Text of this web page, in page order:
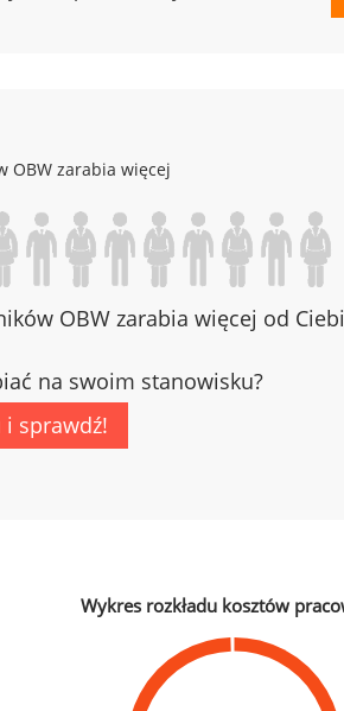
OBW zarabia więcej
OBW zarabia więcej od
na swoim stanowisku?
i sprawdź!
Wykres rozkładu kosztów